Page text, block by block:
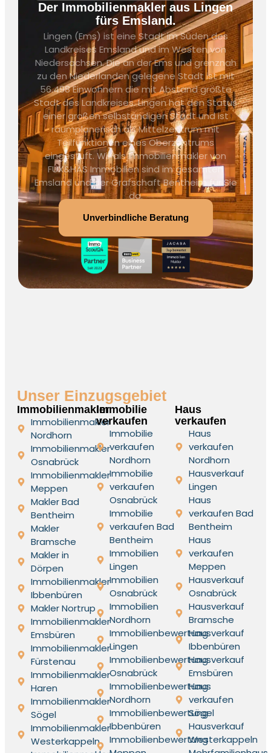
Der Immobilienmakler aus Lingen
fürs Emsland.
Lingen (Ems) ist eine Stadt im Süden des
Landkreises Emsland und im Westen von
Niedersachsen. Die an der Ems und grenznah
zu den Niederlanden gelegene Stadt ist mit
56.498 Einwohnern die mit Abstand größte
Stadt des Landkreises. Lingen hat den Status
einer großen selbständigen Stadt und ist
raumplanerisch als Mittelzentrum mit
Teilfunktionen eines Oberzentrums
eingestuft. Wir als Immobilienmakler von
FUX&HAS Immobilien sind im gesamten
Emsland und der Grafschaft Bentheim für Sie
da.
Unverbindliche Beratung
Unser Einzugsgebiet
Immobilienmakler
Immobilienmakler
Nordhorn
Immobilienmakler
Osnabrück
Immobilienmakler
Meppen
Makler Bad
Bentheim
Makler
Bramsche
Makler in
Dörpen
Immobilienmakler
Ibbenbüren
Makler Nortrup
Immobilienmakler
Emsbüren
Immobilienmakler
Fürstenau
Immobilienmakler
Haren
Immobilienmakler
Sögel
Immobilienmakler
Westerkappeln
Immobilie
verkaufen
Immobilie
verkaufen
Nordhorn
Immobilie
verkaufen
Osnabrück
Immobilie
verkaufen Bad
Bentheim
Immobilien
Lingen
Immobilien
Osnabrück
Immobilien
Nordhorn
Immobilienbewertung
Lingen
Immobilienbewertung
Osnabrück
Immobilienbewertung
Nordhorn
Immobilienbewertung
Ibbenbüren
Immobilienbewertung
Haus
verkaufen
Haus
verkaufen
Nordhorn
Hausverkauf
Lingen
Haus
verkaufen Bad
Bentheim
Haus
verkaufen
Meppen
Hausverkauf
Osnabrück
Hausverkauf
Bramsche
Hausverkauf
Ibbenbüren
Hausverkauf
Emsbüren
Haus
verkaufen
Sögel
Hausverkauf
Westerkappeln